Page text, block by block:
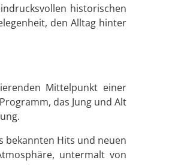
historischen
den Alltag hinter
Mittelpunkt einer
das Jung und Alt
bekannten Hits und neuen
untermalt von